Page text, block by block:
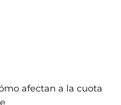
afectan a la cuota